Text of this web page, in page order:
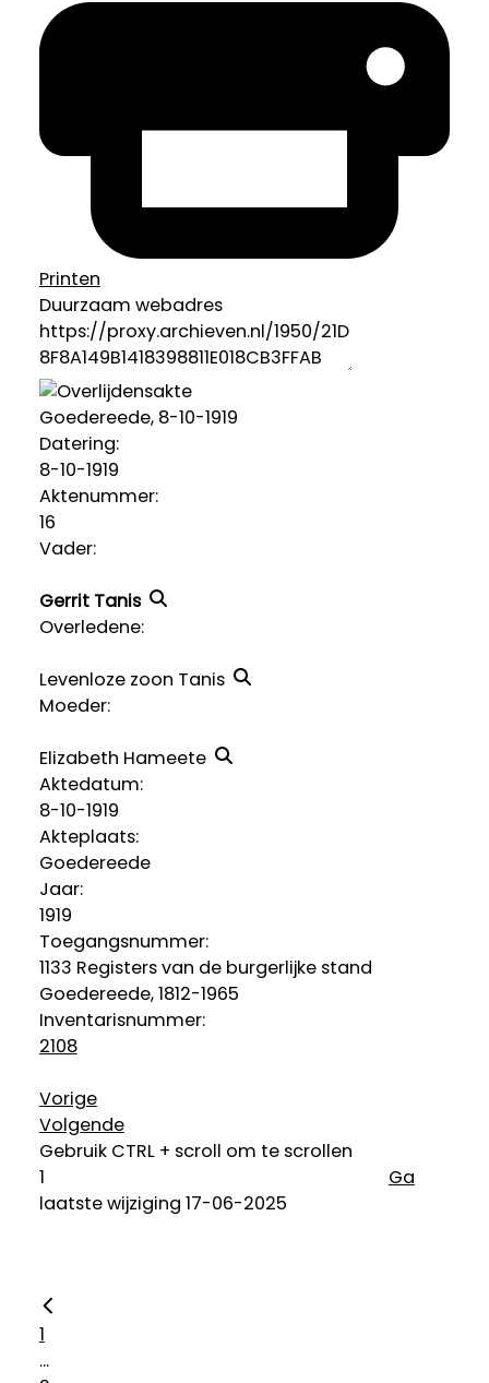
Printen
Duurzaam webadres
Goedereede, 8-10-1919
Datering:
8-10-1919
Aktenummer:
16
Vader:
Gerrit Tanis
Overledene:
Levenloze zoon Tanis
Moeder:
Elizabeth Hameete
Aktedatum:
8-10-1919
Akteplaats:
Goedereede
Jaar:
1919
Toegangsnummer:
1133 Registers van de burgerlijke stand
Goedereede, 1812-1965
Inventarisnummer:
2108
Vorige
Volgende
Gebruik CTRL + scroll om te scrollen
Ga
laatste wijziging 17-06-2025
1
...